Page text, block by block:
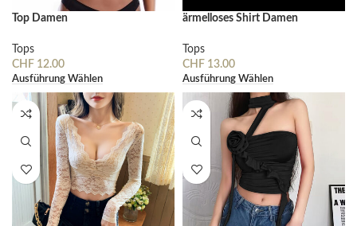
Top Damen
Tops
CHF 12.00
Ausführung Wählen
ärmelloses Shirt Damen
Tops
CHF 13.00
Ausführung Wählen